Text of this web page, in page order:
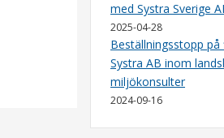
med Systra Sverige
2025-04-28
Beställningsstopp
Systra AB inom
miljökonsulter
2024-09-16